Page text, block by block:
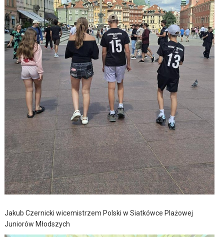
Jakub Czernicki wicemistrzem Polski w Siatkówce Plażowej
Juniorów Młodszych